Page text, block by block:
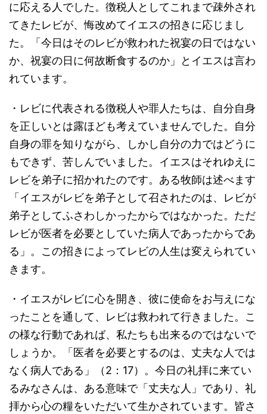
に応える人でした。徴税人としてこれまで疎外され
てきたレビが、悔改めてイエスの招きに応じまし
た。「今日はそのレビが救われた祝宴の日ではない
か、祝宴の日に何故断食するのか」とイエスは言わ
れています。
・レビに代表される徴税人や罪人たちは、自分自身
を正しいとは露ほども考えていませんでした。自分
自身の罪を知りながら、しかし自分の力ではどうに
もできず、苦しんでいました。イエスはそれゆえに
レビを弟子に招かれたのです。ある牧師は述べます
「イエスがレビを弟子として召されたのは、レビが
弟子としてふさわしかったからではなかった。ただ
レビが医者を必要としていた病人であったからであ
る」。この招きによってレビの人生は変えられてい
きます。
・イエスがレビに心を開き、彼に使命をお与えにな
ったことを通して、レビは救われて行きました。こ
の様な行動であれば、私たちも出来るのではないで
しょうか。「医者を必要とするのは、丈夫な人では
なく病人である」（2：17）。今日の礼拝に来てい
るみなさんは、ある意味で「丈夫な人」であり、礼
拝から心の糧をいただいて生かされています。皆さ